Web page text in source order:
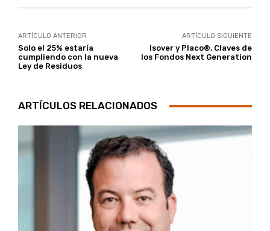
ARTÍCULO ANTERIOR
Solo el 25% estaría
cumpliendo con la nueva
Ley de Residuos
ARTÍCULO SIGUIENTE
Isover y Placo®, Claves de
los Fondos Next Generation
ARTÍCULOS RELACIONADOS